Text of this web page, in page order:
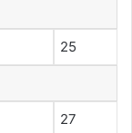
25
27